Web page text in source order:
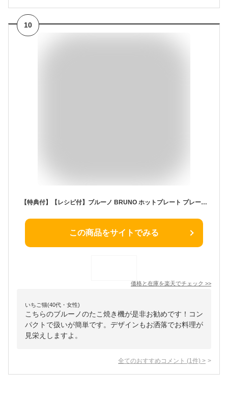
10
【特典付】【レシピ付】ブルーノ BRUNO ホットプレート プレート4種セット コンパクトホットプレート 深鍋＋マルチプレート＋レシピブックセット 深鍋 セラミックコート鍋 鍋 たこ焼き 焼肉 パンケーキ 朝食 2～3人用 一人用 結婚祝い BOE021【ポイント10倍】
この商品をサイトでみる
価格と在庫を楽天でチェック >>
いちご猫(40代・女性)
こちらのブルーノのたこ焼き機が是非お勧めです！コン
パクトで扱いが簡単です。デザインもお洒落でお料理が
見栄えしますよ。
全てのおすすめコメント (1 件) >